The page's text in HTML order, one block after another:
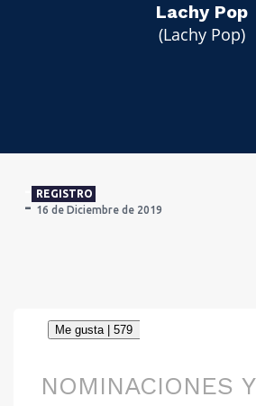
Lachy Pop
(Lachy Pop)
REGISTRO
16 de Diciembre de 2019
NOMINACIONES Y